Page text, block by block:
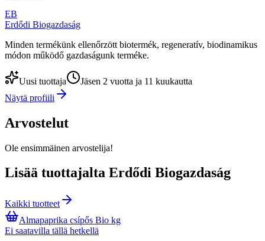
EB
Erdődi Biogazdaság
Minden termékünk ellenőrzött biotermék, regeneratív, biodinamikus
módon működő gazdaságunk terméke.
Uusi tuottaja
Jäsen 2 vuotta ja 11 kuukautta
Näytä profiili
Arvostelut
Ole ensimmäinen arvostelija!
Lisää tuottajalta Erdődi Biogazdaság
Kaikki tuotteet
Almapaprika csípős Bio kg
Ei saatavilla tällä hetkellä